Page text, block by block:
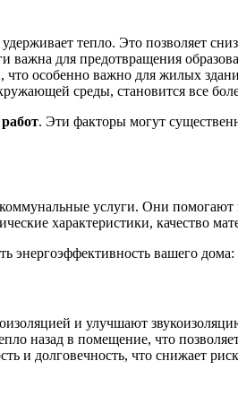
тепло. Это позволяет
важна для предотвращения
что особенно важно для жилых
среды, становится все
. Эти факторы могут
услуги. Они
характеристики, качество
энергоэффективность вашего дома:
и улучшают
назад в помещение, что
и долговечность, что снижает риск